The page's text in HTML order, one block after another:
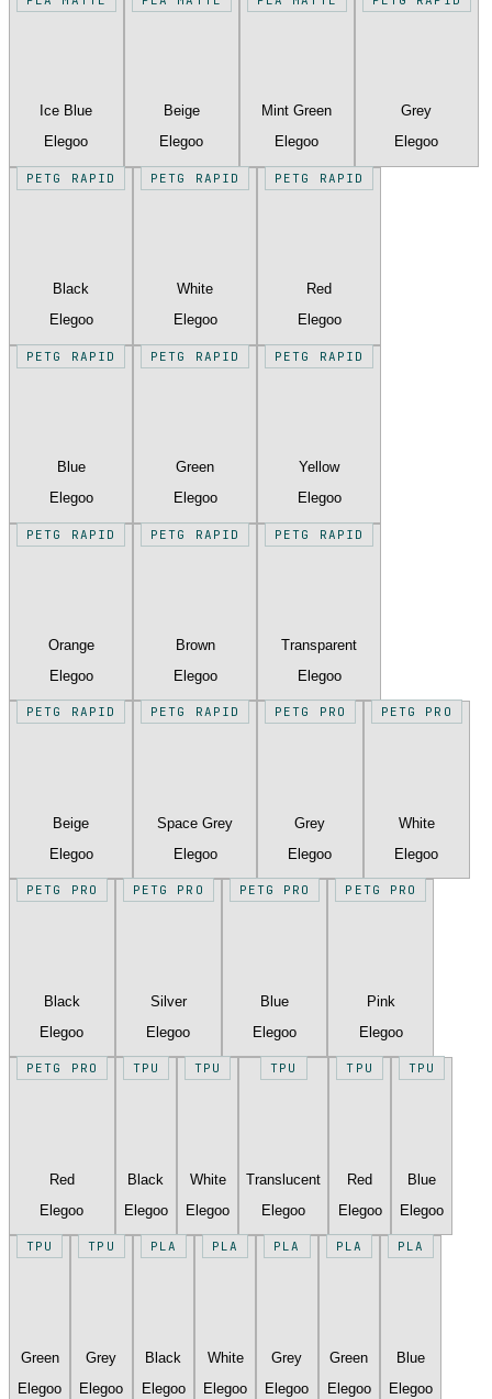
Ice Blue
Elegoo
Beige
Elegoo
Mint Green
Elegoo
Grey
Elegoo
PETG RAPID
Black
Elegoo
PETG RAPID
White
Elegoo
PETG RAPID
Red
Elegoo
PETG RAPID
Blue
Elegoo
PETG RAPID
Green
Elegoo
PETG RAPID
Yellow
Elegoo
PETG RAPID
Orange
Elegoo
PETG RAPID
Brown
Elegoo
PETG RAPID
Transparent
Elegoo
PETG RAPID
Beige
Elegoo
PETG RAPID
Space Grey
Elegoo
PETG PRO
Grey
Elegoo
PETG PRO
White
Elegoo
PETG PRO
Black
Elegoo
PETG PRO
Silver
Elegoo
PETG PRO
Blue
Elegoo
PETG PRO
Pink
Elegoo
PETG PRO
Red
Elegoo
TPU
Black
Elegoo
TPU
White
Elegoo
TPU
Translucent
Elegoo
TPU
Red
Elegoo
TPU
Blue
Elegoo
TPU
Green
Elegoo
TPU
Grey
Elegoo
PLA
Black
Elegoo
PLA
White
Elegoo
PLA
Grey
Elegoo
PLA
Green
Elegoo
PLA
Blue
Elegoo